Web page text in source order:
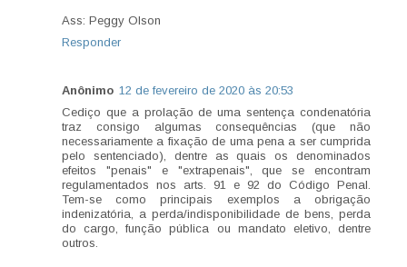
Ass: Peggy Olson
Responder
Anônimo 12 de fevereiro de 2020 às 20:53
Cediço que a prolação de uma sentença condenatória
traz consigo algumas consequências (que não
necessariamente a fixação de uma pena a ser cumprida
pelo sentenciado), dentre as quais os denominados
efeitos "penais" e "extrapenais", que se encontram
regulamentados nos arts. 91 e 92 do Código Penal.
Tem-se como principais exemplos a obrigação
indenizatória, a perda/indisponibilidade de bens, perda
do cargo, função pública ou mandato eletivo, dentre
outros.